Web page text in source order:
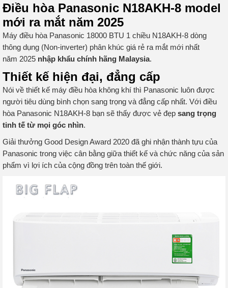
Điều hòa Panasonic N18AKH-8 model
mới ra mắt năm 2025
Máy điều hòa Panasonic 18000 BTU 1 chiều N18AKH-8 dòng
thông dụng (Non-inverter) phân khúc giá rẻ ra mắt mới nhất
năm 2025 nhập khẩu chính hãng Malaysia.
Thiết kế hiện đại, đẳng cấp
Nói về thiết kế máy điều hòa không khí thì Panasonic luôn được
người tiêu dùng bình chọn sang trọng và đẳng cấp nhất. Với điều
hòa Panasonic N18AKH-8 bạn sẽ thấy được vẻ đẹp sang trọng
tinh tế từ mọi góc nhìn.
Giải thưởng Good Design Award 2020 đã ghi nhận thành tựu của
Panasonic trong việc cân bằng giữa thiết kế và chức năng của sản
phẩm vì lợi ích của cộng đồng trên toàn thế giới.